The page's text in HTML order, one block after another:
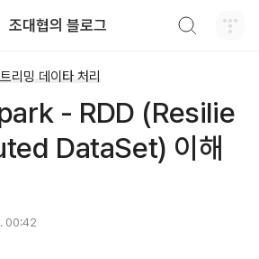
조대협의 블로그
리밍 데이타 처리
- RDD (Resilie
DataSet) 이해
00:42